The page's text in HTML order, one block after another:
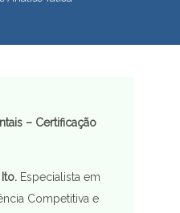
– Certificação
Especialista em
Competitiva e